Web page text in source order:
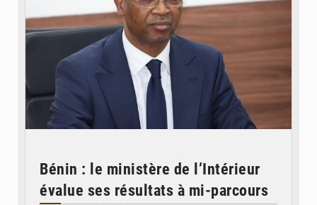
Bénin : le ministère de l’Intérieur
évalue ses résultats à mi-parcours